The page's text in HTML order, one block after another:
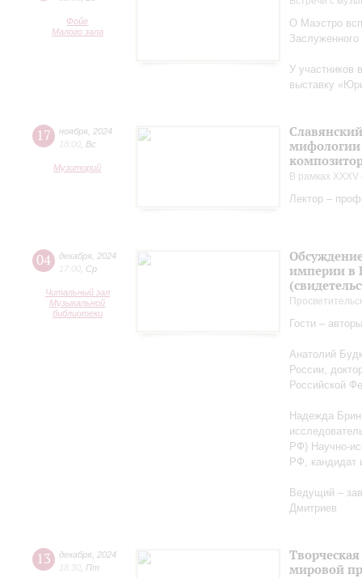
Фойе
Малого зала
О Маэстро
У участников
выставку
17 ноября 2024
18:00 Вс
Музиторий
мифологии
В рамках
Лектор –
04 декабря 2024
17:00 Ср
Читальный зал
Музыкальной
библиотеки
империи в
Гости –
Анатолий
России,
Российской
Надежда
РФ) Научно-
РФ, кандидат
Ведущий –
Дмитриев
13 декабря 2024
18:30 Пт
мировой